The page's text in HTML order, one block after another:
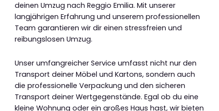
deinen Umzug nach Reggio Emilia. Mit unserer
langjährigen Erfahrung und unserem professionellen
Team garantieren wir dir einen stressfreien und
reibungslosen Umzug.
Unser umfangreicher Service umfasst nicht nur den
Transport deiner Möbel und Kartons, sondern auch
die professionelle Verpackung und den sicheren
Transport deiner Wertgegenstände. Egal ob du eine
kleine Wohnung oder ein großes Haus hast, wir bieten